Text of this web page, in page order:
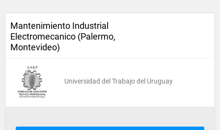
Mantenimiento Industrial
Electromecanico (Palermo,
Montevideo)
Universidad del Trabajo del Uruguay